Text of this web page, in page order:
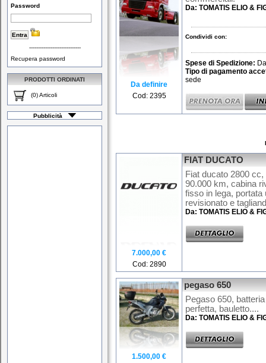
Password
-----------------------------
Recupera password
PRODOTTI ORDINATI
(0) Articoli
Pubblicità
Da definire
Cod: 2395
Da: TOMATIS ELIO &
Condividi con:
Spese di Spedizione:
Tipo di pagamento
sede
7.000,00 €
Cod: 2890
FIAT DUCATO
Fiat ducato 2800
90.000 km, cabina
fisso in lega, portata
revisionato e
Da: TOMATIS ELIO &
1.500,00 €
pegaso 650
Pegaso 650,
perfetta, bauletto....
Da: TOMATIS ELIO &